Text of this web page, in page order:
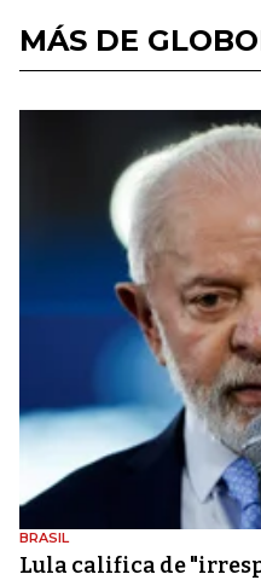
MÁS DE
BRASIL
Lula califica de